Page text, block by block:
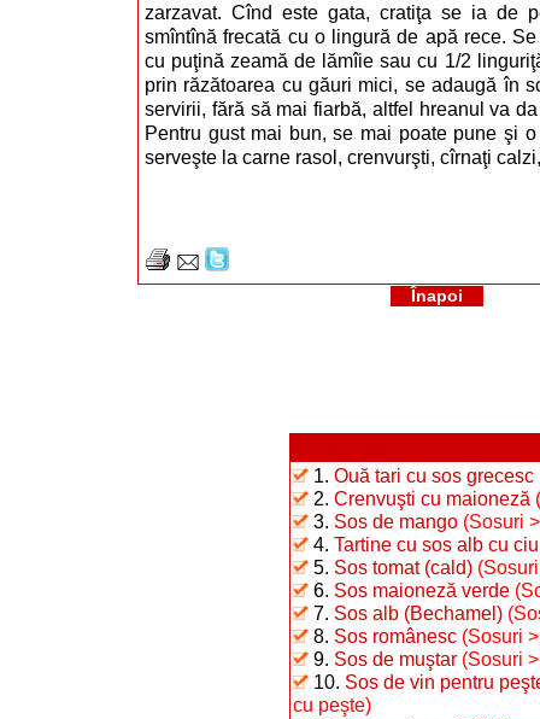
zarzavat. Cînd este gata, cratiţa se ia de
smîntînă frecată cu o lingură de apă rece.
cu puţină zeamă de lămîie sau cu 1/2
prin răzătoarea cu găuri mici, se adaugă în
servirii, fără să mai fiarbă, altfel hreanul va
Pentru gust mai bun, se mai poate pune şi
serveşte la carne rasol, crenvurşti, cîrnaţi
Înapoi
1. Ouă tari cu sos grecesc
2. Crenvuşti cu maioneză
3. Sos de mango (Sosuri
4. Tartine cu sos alb cu
5. Sos tomat (cald)
6. Sos maioneză verde
7. Sos alb (Bechamel)
8. Sos românesc (Sosuri
9. Sos de muştar (Sosuri
10. Sos de vin pentru
cu peşte)